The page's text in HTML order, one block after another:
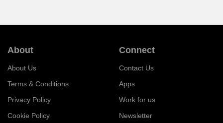
About
About Us
Terms & Conditions
Privacy Policy
Cookie Policy
Connect
Contact Us
Apps
Work for us
Newsletter